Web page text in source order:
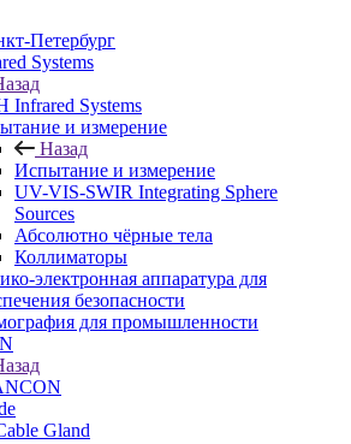
Петербург
Systems
Infrared Systems
и измерение
Назад
Испытание и измерение
UV-VIS-SWIR Integrating Sphere
Sources
Абсолютно чёрные тела
Коллиматоры
электронная аппаратура для
безопасности
для промышленности
Gland